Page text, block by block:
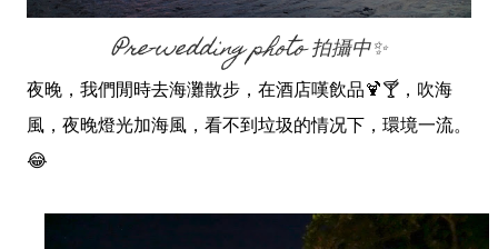
Pre-wedding photo 拍攝中✨
夜晚，我們閒時去海灘散步，在酒店嘆飲品🍹🍸，吹海
風，夜晚燈光加海風，看不到垃圾的情况下，環境一流。
😂